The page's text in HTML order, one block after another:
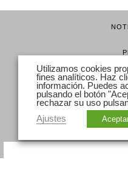
Utilizamos cookies
fines analíticos. Haz
información. Puedes
pulsando el botón
rechazar su uso
Ajustes